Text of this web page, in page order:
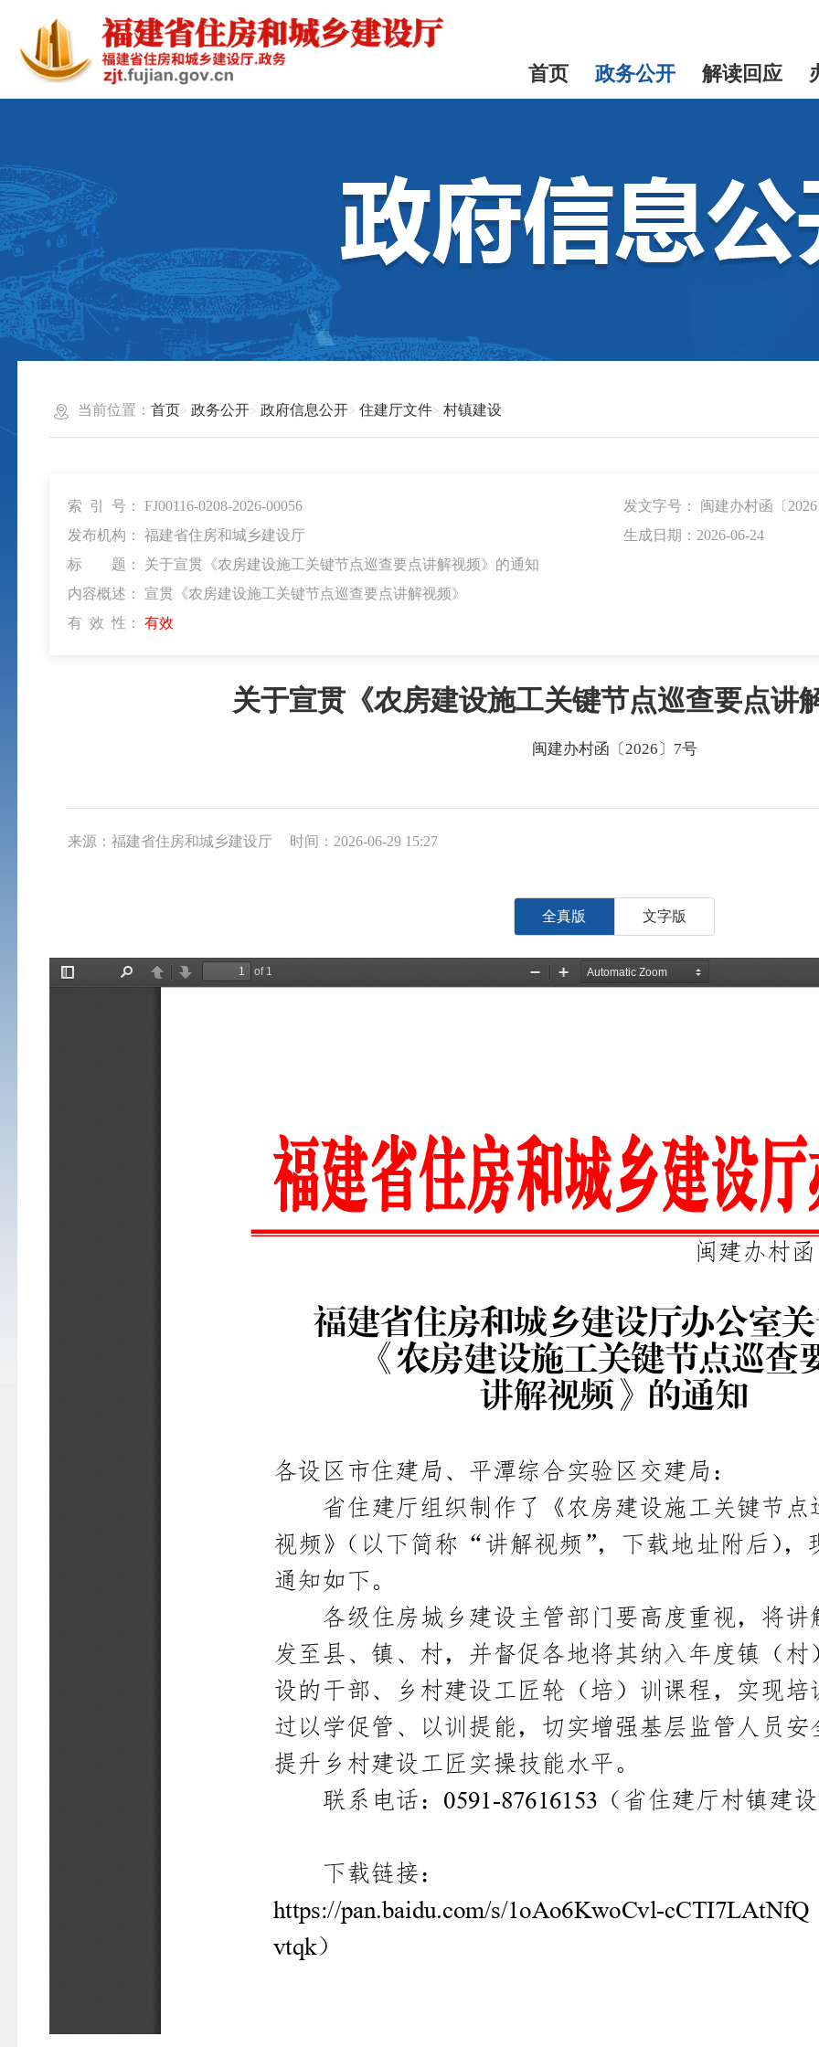
首页 政务公开 解读回应
当前位置： 首页 政务公开 政府信息公开 住建厅文件 村镇建设
索 引 号： FJ00116-0208-2026-00056 发文字号： 闽建办村函〔
发布机构： 福建省住房和城乡建设厅
生成日期：2026-06-24
标 题： 关于宣贯《农房建设施工关键节点巡查要点讲解视频》的通知
内容概述： 宣贯《农房建设施工关键节点巡查要点讲解视频》
有 效 性： 有效
关于宣贯《农房建设施工关键节点巡查要点讲
闽建办村函〔2026〕7号
来源：福建省住房和城乡建设厅 时间：2026-06-29 15:27
全真版 文字版